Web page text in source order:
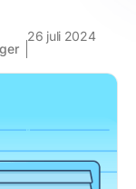
26 juli 2024